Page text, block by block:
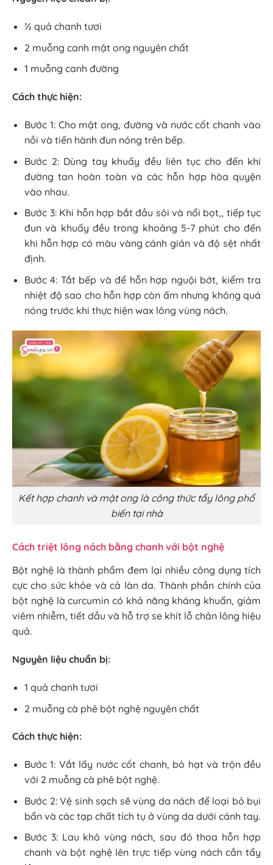
½ quả chanh tươi
2 muỗng canh mật ong nguyên chất
1 muỗng canh đường
Cách thực hiện:
Bước 1: Cho mật ong, đường và nước cốt chanh vào
nồi và tiến hành đun nóng trên bếp.
Bước 2: Dùng tay khuấy đều liên tục cho đến khi
đường tan hoàn toàn và các hỗn hợp hòa quyện
vào nhau.
Bước 3: Khi hỗn hợp bắt đầu sôi và nổi bọt,, tiếp tục
đun và khuấy đều trong khoảng 5-7 phút cho đến
khi hỗn hợp có màu vàng cánh gián và độ sệt nhất
định.
Bước 4: Tắt bếp và để hỗn hợp nguội bớt, kiểm tra
nhiệt độ sao cho hỗn hợp còn ấm nhưng không quá
nóng trước khi thực hiện wax lông vùng nách.
Kết hợp chanh và mật ong là công thức tẩy lông phổ
biến tại nhà
Cách triệt lông nách bằng chanh với bột nghệ
Bột nghệ là thành phẩm đem lại nhiều công dụng tích
cực cho sức khỏe và cả làn da. Thành phần chính của
bột nghệ là curcumin có khả năng kháng khuẩn, giảm
viêm nhiễm, tiết dầu và hỗ trợ se khít lỗ chân lông hiệu
quả.
Nguyên liệu chuẩn bị:
1 quả chanh tươi
2 muỗng cà phê bột nghệ nguyên chất
Cách thực hiện:
Bước 1: Vắt lấy nước cốt chanh, bỏ hạt và trộn đều
với 2 muỗng cà phê bột nghệ.
Bước 2: Vệ sinh sạch sẽ vùng da nách để loại bỏ bụi
bẩn và các tạp chất tích tụ ở vùng da dưới cánh tay.
Bước 3: Lau khô vùng nách, sau đó thoa hỗn hợp
chanh và bột nghệ lên trực tiếp vùng nách cần tẩy